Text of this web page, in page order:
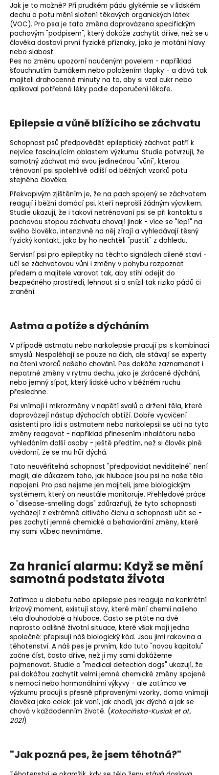
Jak je to možné? Při prudkém pádu glykémie se v lidském
dechu a potu mění složení těkavých organických látek
(VOC). Pro psa je tato změna doprovázena specifickým
pachovým "podpisem", který dokáže zachytit dříve, než se u
člověka dostaví první fyzické příznaky, jako je motání hlavy
nebo slabost.
Pes na změnu upozorní naučeným povelem - například
šťouchnutím čumákem nebo položením tlapky - a dává tak
majiteli drahocenné minuty na to, aby si vzal cukr nebo
aplikoval potřebné léky podle doporučení lékaře.
Epilepsie a vůně blížícího se záchvatu
Schopnost psů předpovědět epileptický záchvat patří k
nejvíce fascinujícím oblastem výzkumu. Studie potvrzují, že
samotný záchvat má svou jedinečnou "vůni", kterou
trénovaní psi spolehlivě odliší od běžných vzorků potu
stejného člověka.
Překvapivým zjištěním je, že na pach spojený se záchvatem
reagují i běžní domácí psi, kteří neprošli žádným výcvikem.
Studie ukazují, že i takoví netrénovaní psi se při kontaktu s
pachovou stopou záchvatu chovají jinak - více se "lepí" na
svého člověka, intenzivně na něj zírají a vyhledávají těsný
fyzický kontakt, jako by ho nechtěli "pustit" z dohledu.
Servisní psi pro epileptiky na těchto signálech cíleně staví -
učí se záchvatovou vůni i změny v pohybu rozpoznat
předem a majitele varovat tak, aby stihl odejít do
bezpečného prostředí, lehnout si a snížil tak riziko pádů či
zranění.
Astma a potíže s dýcháním
V případě astmatu nebo narkolepsie pracují psi s kombinací
smyslů. Nespoléhají se pouze na čich, ale stávají se experty
na čtení vzorců našeho chování. Pes dokáže zaznamenat i
nepatrné změny v rytmu dechu, jako je zkrácené dýchání,
nebo jemný sípot, který lidské ucho v běžném ruchu
přeslechne.
Psi vnímají i mikrozměny v napětí svalů a držení těla, které
doprovázejí nástup dýchacích obtíží. Dobře vycvičení
asistenti pro lidi s astmatem nebo narkolepsii se učí na tyto
změny reagovat - například přinesením inhalátoru nebo
vyhledáním další osoby - ještě předtím, než si člověk plně
uvědomí, že se mu hůř dýchá.
Tato neuvěřitelná schopnost "předpovídat neviditelné" není
magií, ale důkazem toho, jak hluboce jsou psi na naše těla
napojeni. Pro psa nejsme jen majiteli, jsme biologickým
systémem, který on neustále monitoruje. Přehledové práce
o "disease-smelling dogs" zdůrazňují, že tyto schopnosti
vycházejí z extrémně citlivého čichu a schopnosti učit se -
pes zachytí jemné chemické a behaviorální změny, které
my sami vůbec nevnímáme.
Za hranicí alarmu: Když se mění
samotná podstata života
Zatímco u diabetu nebo epilepsie pes reaguje na konkrétní
krizový moment, existují stavy, které mění chemii našeho
těla dlouhodobě a hluboce. Často se ptáte na dvě
naprosto odlišné životní situace, které však mají jedno
společné: přepisují náš biologický kód. Jsou jimi rakovina a
těhotenství. A náš pes je prvním, kdo tuto "novou kapitolu"
začne číst, často dříve, než ji my sami dokážeme
pojmenovat. Studie o "medical detection dogs" ukazují, že
psi dokážou zachytit velmi jemné chemické změny spojené
s nemocí nebo hormonálními výkyvy - ale zatímco ve
výzkumu pracují s přesně připravenými vzorky, doma vnímají
člověka jako celek: jak voní, jak chodí, jak dýchá a jak se
chová v každodenním životě. (Kokocińska-Kusiak et al.,
2021)
"Jak pozná pes, že jsem těhotná?"